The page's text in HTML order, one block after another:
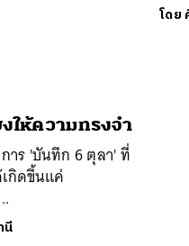
โดย
ให้ความทรงจำ
าร 'บันทึก 6 ตุลา' ที่
เกิดขึ้นแค่
นี